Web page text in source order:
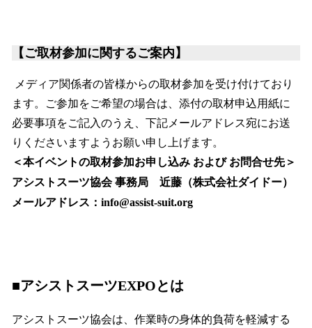
【ご取材参加に関するご案内】
メディア関係者の皆様からの取材参加を受け付けており
ます。ご参加をご希望の場合は、添付の取材申込用紙に
必要事項をご記入のうえ、下記メールアドレス宛にお送
りくださいますようお願い申し上げます。
＜本イベントの取材参加お申し込み および お問合せ先＞
アシストスーツ協会 事務局 近藤（株式会社ダイドー）
メールアドレス：info@assist-suit.org
■アシストスーツEXPOとは
アシストスーツ協会は、作業時の身体的負荷を軽減する